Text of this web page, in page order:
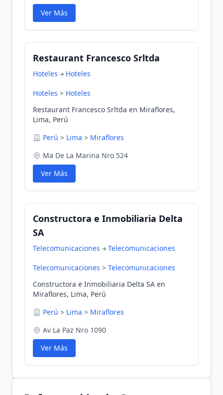
Ver Más
Restaurant Francesco Srltda
Hoteles Hoteles
Hoteles > Hoteles
Restaurant Francesco Srltda en Miraflores,
Lima, Perú
Perú > Lima > Miraflores
Ma De La Marina Nro 524
Ver Más
Constructora e Inmobiliaria Delta
SA
Telecomunicaciones Telecomunicaciones
Telecomunicaciones > Telecomunicaciones
Constructora e Inmobiliaria Delta SA en
Miraflores, Lima, Perú
Perú > Lima > Miraflores
Av La Paz Nro 1090
Ver Más